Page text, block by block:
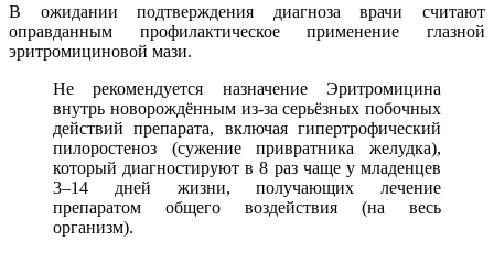
В ожидании подтверждения диагноза врачи считают
оправданным профилактическое применение глазной
эритромициновой мази.
Не рекомендуется назначение Эритромицина
внутрь новорождённым из-за серьёзных побочных
действий препарата, включая гипертрофический
пилоростеноз (сужение привратника желудка),
который диагностируют в 8 раз чаще у младенцев
3–14 дней жизни, получающих лечение
препаратом общего воздействия (на весь
организм).